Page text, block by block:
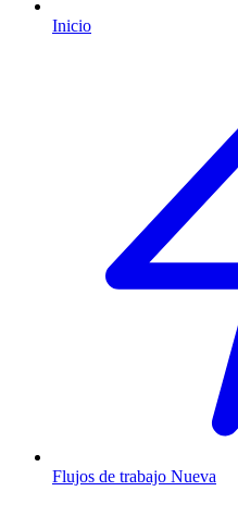
Inicio
Flujos de trabajo Nueva